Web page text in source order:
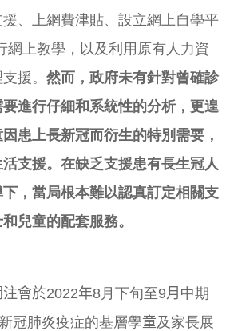
、上網費津貼、設立網上自學平
網上教學， 以及利用原有人力資
援。 然而，政府未有針對曾確診
進行仔細和系統性的分析， 更遑
患上長新冠而衍生的特別需要，
支援。 在缺乏支援患有長生冠人
， 當局根本難以認真訂定相關支
兒童的配套服務。
會於2022年8月下旬至9月 中期
冠肺炎疫症的基層學童及家長展